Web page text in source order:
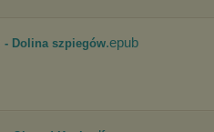
- Dolina szpiegów.epub